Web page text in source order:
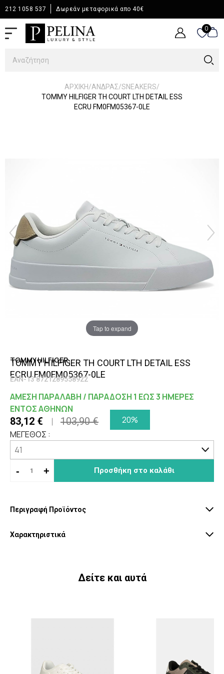
212 1058 537 Δωρεάν μεταφορικά απο 40€
0
0
ΑΡΧΙΚΉ/ΆΝΔΡΑΣ/SNEAKERS/
TOMMY HILFIGER TH COURT LTH DETAIL ESS
ECRU FM0FM05367-0LE
Tap to expand
TOMMY HILFIGER
TOMMY HILFIGER TH COURT LTH DETAIL ESS
ECRU FM0FM05367-0LE
EAN-13 8721289558922
ΑΜΕΣΗ ΠΑΡΑΛΑΒΗ / ΠΑΡΑΔΟΣΗ 1 ΕΩΣ 3 ΗΜΕΡΕΣ
ΕΝΤΟΣ ΑΘΗΝΩΝ
83,12 € 103,90 €
20%
ΜΕΓΕΘΟΣ :
- + Προσθήκη στο καλάθι
Περιγραφή Προϊόντος
Χαρακτηριστικά
Δείτε και αυτά